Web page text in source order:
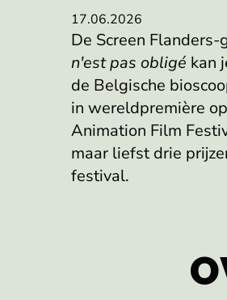
17.06.2026
De Screen
n'est pas obligé kan
de Belgische
in wereldpremière
Animation Film
maar liefst drie
festival.